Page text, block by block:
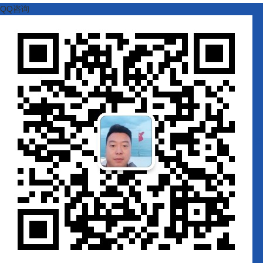
QQ咨询